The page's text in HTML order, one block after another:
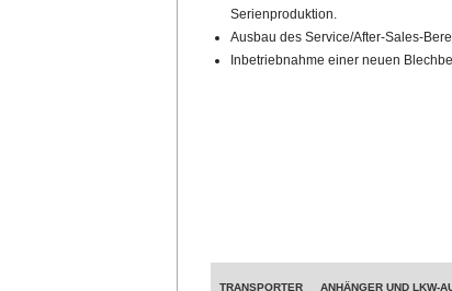
Serienproduktion.
Ausbau des Service/After-Sales-
Inbetriebnahme einer neuen
TRANSPORTER ANHÄNGER UND LKW-